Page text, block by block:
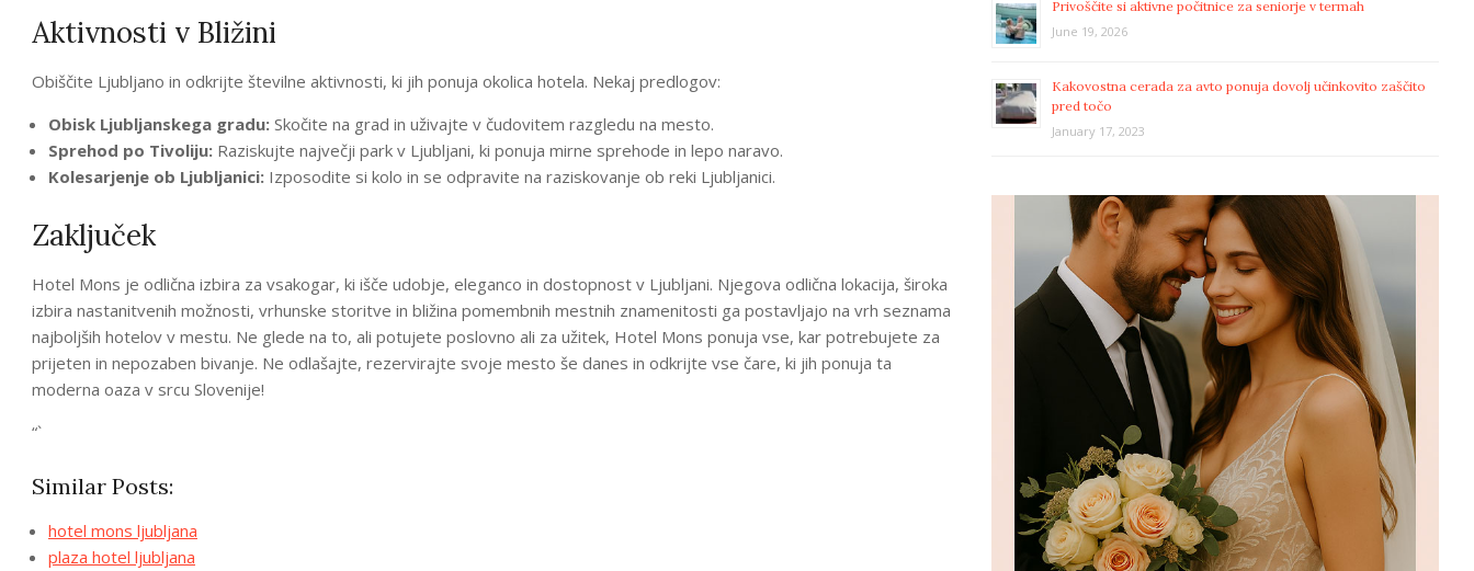
Aktivnosti v Bližini
Obiščite Ljubljano in odkrijte številne aktivnosti, ki jih ponuja okolica hotela. Nekaj predlogov:
Obisk Ljubljanskega gradu: Skočite na grad in uživajte v čudovitem razgledu na mesto.
Sprehod po Tivoliju: Raziskujte največji park v Ljubljani, ki ponuja mirne sprehode in lepo naravo.
Kolesarjenje ob Ljubljanici: Izposodite si kolo in se odpravite na raziskovanje ob reki Ljubljanici.
Zaključek
Hotel Mons je odlična izbira za vsakogar, ki išče udobje, eleganco in dostopnost v Ljubljani. Njegova odlična lokacija, široka
izbira nastanitvenih možnosti, vrhunske storitve in bližina pomembnih mestnih znamenitosti ga postavljajo na vrh seznama
najboljših hotelov v mestu. Ne glede na to, ali potujete poslovno ali za užitek, Hotel Mons ponuja vse, kar potrebujete za
prijeten in nepozaben bivanje. Ne odlašajte, rezervirajte svoje mesto še danes in odkrijte vse čare, ki jih ponuja ta
moderna oaza v srcu Slovenije!
“`
Similar Posts:
hotel mons ljubljana
plaza hotel ljubljana
Privoščite si aktivne počitnice za seniorje v termah
June 19, 2026
Kakovostna cerada za avto ponuja dovolj učinkovito zaščito
pred točo
January 17, 2023